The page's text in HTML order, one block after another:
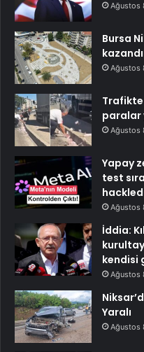
Ağustos
Bursa
Ağustos
paralar
Ağustos
Yapay
test
Ağustos
İddia:
kendisi
Ağustos
Yaralı
Ağustos